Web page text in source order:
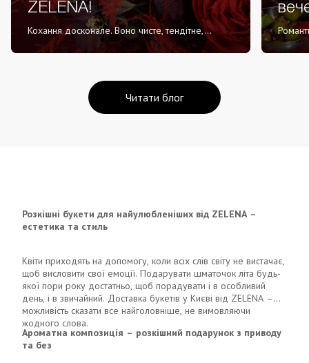
ZELENA!
Кохання досконале. Воно чисте, тендітне,...
Читати блог
Розкішні букети для найулюбленіших від ZELENA –
естетика та стиль
Квіти приходять на допомогу, коли всіх слів світу не вистачає,
щоб висловити свої емоції. Подарувати шматочок літа будь-
якої пори року достатньо, щоб порадувати і в особливий
день, і в звичайний. Доставка букетів у Києві від ZELENA –
можливість сказати все найголовніше, не вимовляючи
жодного слова.
Ароматна композиція – розкішний подарунок з приводу
та без